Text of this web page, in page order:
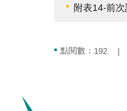
附表14-前
點閱數： 192